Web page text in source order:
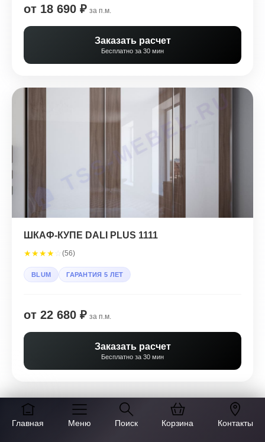
Главная Меню Поиск Корзина Контакты
от 18 690 ₽ за п.м.
Заказать расчет
Бесплатно за 30 мин
ШКАФ-КУПЕ DALI PLUS 1111
★★★★ (56)
BLUM ГАРАНТИЯ 5 ЛЕТ
от 22 680 ₽ за п.м.
Заказать расчет
Бесплатно за 30 мин
Показать еще варианты→